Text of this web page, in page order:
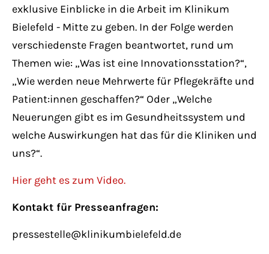
exklusive Einblicke in die Arbeit im Klinikum
Bielefeld - Mitte zu geben. In der Folge werden
verschiedenste Fragen beantwortet, rund um
Themen wie: „Was ist eine Innovationsstation?“,
„Wie werden neue Mehrwerte für Pflegekräfte und
Patient:innen geschaffen?“ Oder „Welche
Neuerungen gibt es im Gesundheitssystem und
welche Auswirkungen hat das für die Kliniken und
uns?“.
Hier geht es zum Video.
Kontakt für Presseanfragen:
pressestelle@klinikumbielefeld.de